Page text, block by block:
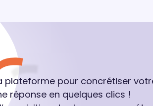
plateforme pour concrétiser
réponse en quelques clics !